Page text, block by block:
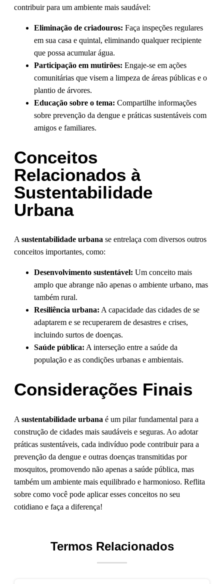
contribuir para um ambiente mais saudável:
Eliminação de criadouros: Faça inspeções regulares
em sua casa e quintal, eliminando qualquer recipiente
que possa acumular água.
Participação em mutirões: Engaje-se em ações
comunitárias que visem a limpeza de áreas públicas e o
plantio de árvores.
Educação sobre o tema: Compartilhe informações
sobre prevenção da dengue e práticas sustentáveis com
amigos e familiares.
Conceitos
Relacionados à
Sustentabilidade
Urbana
Asustentabilidade urbana se entrelaça com diversos outros
conceitos importantes, como:
Desenvolvimento sustentável: Um conceito mais
amplo que abrange não apenas o ambiente urbano, mas
também rural.
Resiliência urbana: A capacidade das cidades de se
adaptarem e se recuperarem de desastres e crises,
incluindo surtos de doenças.
Saúde pública: A interseção entre a saúde da
população e as condições urbanas e ambientais.
Considerações Finais
A sustentabilidade urbana é um pilar fundamental para a
construção de cidades mais saudáveis e seguras. Ao adotar
práticas sustentáveis, cada indivíduo pode contribuir para a
prevenção da dengue e outras doenças transmitidas por
mosquitos, promovendo não apenas a saúde pública, mas
também um ambiente mais equilibrado e harmonioso. Reflita
sobre como você pode aplicar esses conceitos no seu
cotidiano e faça a diferença!
Termos Relacionados